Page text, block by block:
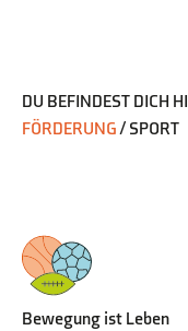
DU BEFINDEST DICH
FÖRDERUNG/ SPORT
Bewegung ist Leben